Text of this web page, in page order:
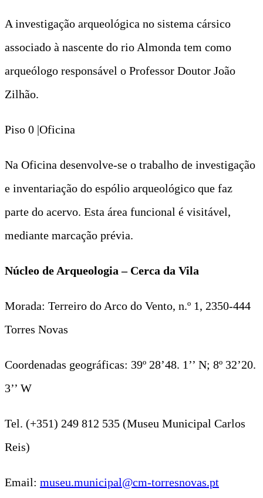
A investigação arqueológica no sistema cársico
associado à nascente do rio Almonda tem como
arqueólogo responsável o Professor Doutor João
Zilhão.
Piso 0 |Oficina
Na Oficina desenvolve-se o trabalho de investigação
e inventariação do espólio arqueológico que faz
parte do acervo. Esta área funcional é visitável,
mediante marcação prévia.
Núcleo de Arqueologia – Cerca da Vila
Morada: Terreiro do Arco do Vento, n.º 1, 2350-444
Torres Novas
Coordenadas geográficas: 39º 28’48. 1’’ N; 8º 32’20.
3’’ W
Tel. (+351) 249 812 535 (Museu Municipal Carlos
Reis)
Email: museu.municipal@cm-torresnovas.pt